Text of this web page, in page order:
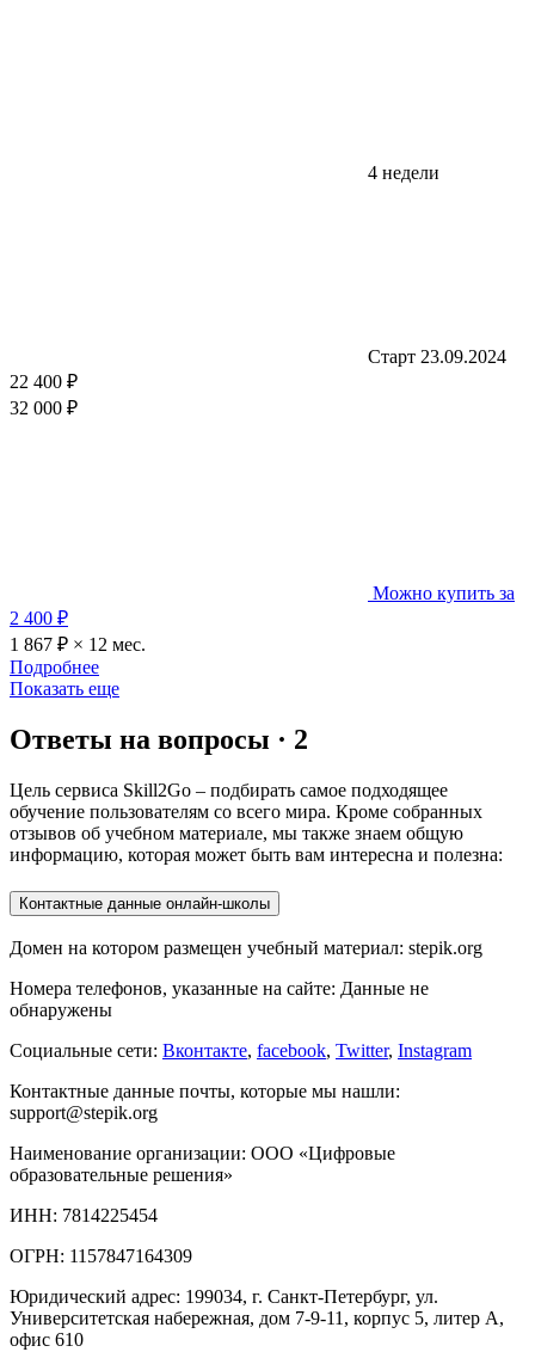
4 недели
Старт 23.09.2024
22 400 ₽
32 000 ₽
Можно купить за
2 400 ₽
1 867 ₽ × 12 мес.
Подробнее
Показать еще
Ответы на вопросы · 2
Цель сервиса Skill2Go – подбирать самое подходящее
обучение пользователям со всего мира. Кроме собранных
отзывов об учебном материале, мы также знаем общую
информацию, которая может быть вам интересна и полезна:
Контактные данные онлайн-школы
Домен на котором размещен учебный материал: stepik.org
Номера телефонов, указанные на сайте: Данные не
обнаружены
Социальные сети: Вконтакте, facebook, Twitter, Instagram
Контактные данные почты, которые мы нашли:
support@stepik.org
Наименование организации: ООО «Цифровые
образовательные решения»
ИНН: 7814225454
ОГРН: 1157847164309
Юридический адрес: 199034, г. Санкт-Петербург, ул.
Университетская набережная, дом 7-9-11, корпус 5, литер А,
офис 610